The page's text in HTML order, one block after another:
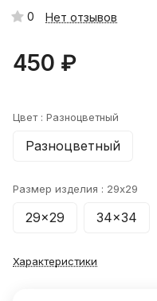
0 Нет отзывов
450 ₽
Цвет : Разноцветный
Разноцветный
Размер изделия : 29x29
29x29 34x34
Характеристики